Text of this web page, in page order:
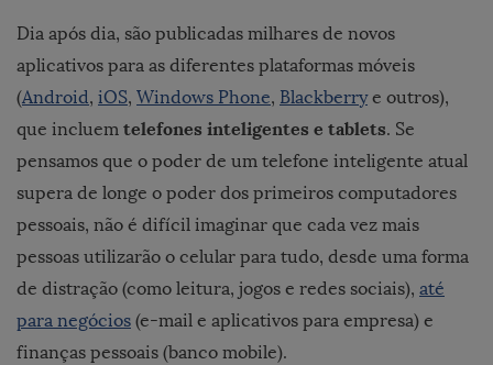
Dia após dia, são publicadas milhares de novos
aplicativos para as diferentes plataformas móveis
(Android, iOS, Windows Phone, Blackberrye outros),
que incluem telefones inteligentes e tablets. Se
pensamos que o poder de um telefone inteligente atual
supera de longe o poder dos primeiros computadores
pessoais, não é difícil imaginar que cada vez mais
pessoas utilizarão o celular para tudo, desde uma forma
de distração (como leitura, jogos e redes sociais), até
para negócios (e-mail e aplicativos para empresa) e
finanças pessoais (banco mobile).